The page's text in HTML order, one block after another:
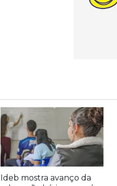
Ideb mostra avanço da